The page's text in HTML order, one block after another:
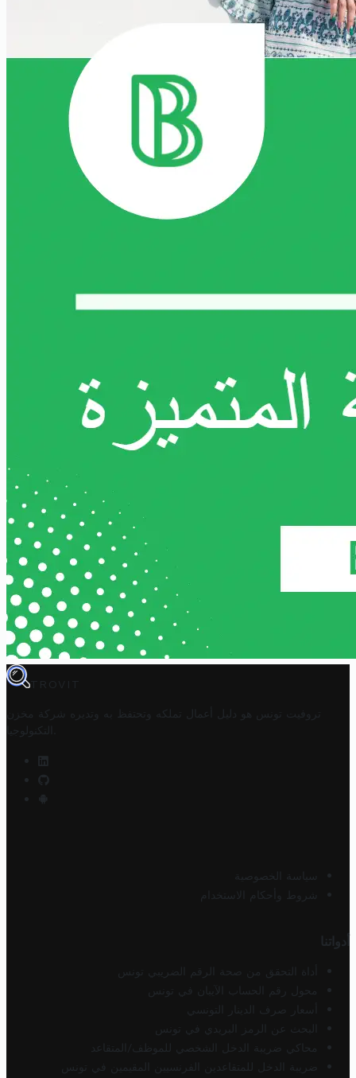
TROVIT
تروفيت تونس هو دليل أعمال تملكه وتحتفظ به وتديره
شركة مخزن
التكنولوجيا
سياسة الخصوصية
شروط وأحكام الاستخدام
أدواتنا
أداة التحقق من صحة الرقم الضريبي تونس
محول رقم الحساب الآيبان في تونس
أسعار صرف الدينار التونسي
البحث عن الرمز البريدي في تونس
محاكي ضريبة الدخل الشخصي للموظف/المتقاعد
ضريبة الدخل للمتقاعدين الفرنسيين المقيمين في تونس